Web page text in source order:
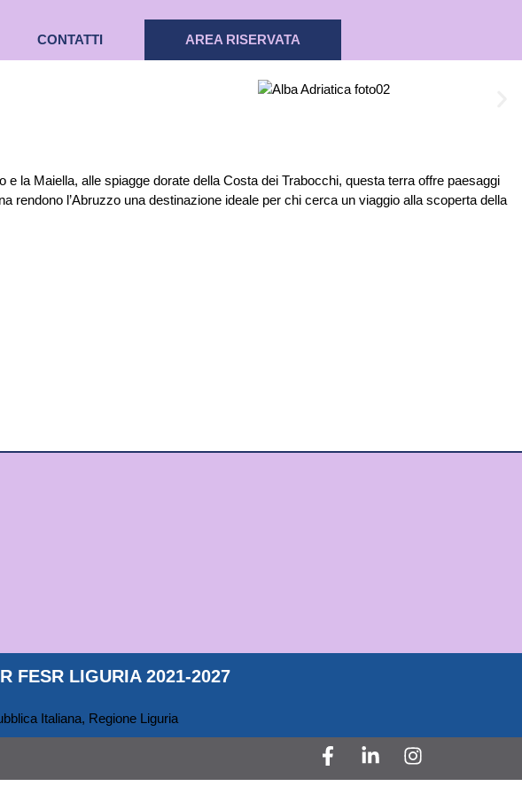
CONTATTI AREA RISERVATA
la Maiella, alle spiagge dorate della Costa dei Trabocchi, questa terra offre paesaggi
rendono l’Abruzzo una destinazione ideale per chi cerca un viaggio alla scoperta della
FESR LIGURIA 2021-2027